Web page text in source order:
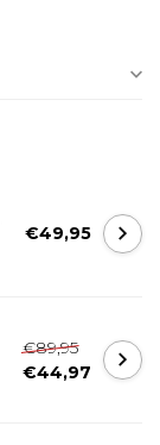
€49,95
€89,95
€44,97